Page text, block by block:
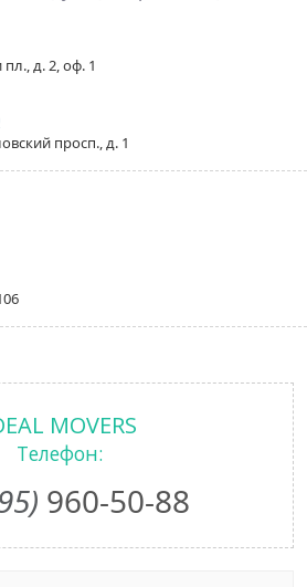
д. 2, оф. 1
просп., д. 1
MOVERS
Телефон:
960-50-88